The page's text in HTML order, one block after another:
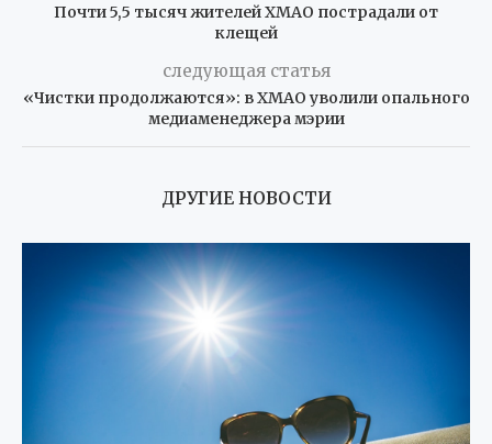
Почти 5,5 тысяч жителей ХМАО пострадали от
клещей
следующая статья
«Чистки продолжаются»: в ХМАО уволили опального
медиаменеджера мэрии
ДРУГИЕ НОВОСТИ